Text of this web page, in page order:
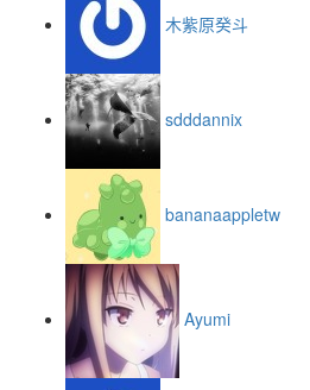
木紫原癸斗
sdddannix
bananaappletw
Ayumi